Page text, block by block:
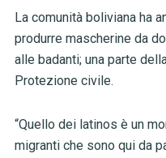
La comunità boliviana ha
produrre mascherine da
alle badanti; una parte
Protezione civile.
“Quello dei latinos è un
migranti che sono qui da